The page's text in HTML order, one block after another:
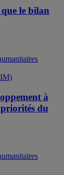
le bilan
à
du